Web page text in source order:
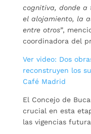
cognitiva, donde a
el alojamiento, la
entre otros”,
coordinadora del
Ver video: Dos
reconstruyen los
Café Madrid
El Concejo de
crucial en esta
las vigencias